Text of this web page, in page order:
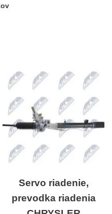
Servo riadenie,
prevodka riadenia